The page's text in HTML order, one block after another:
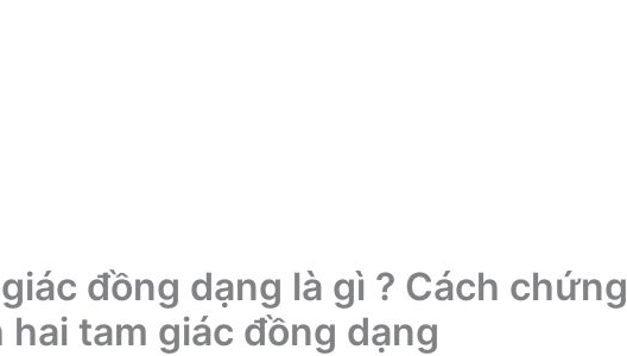
đồng dạng là gì ? Cách chứng
hai tam giác đồng dạng